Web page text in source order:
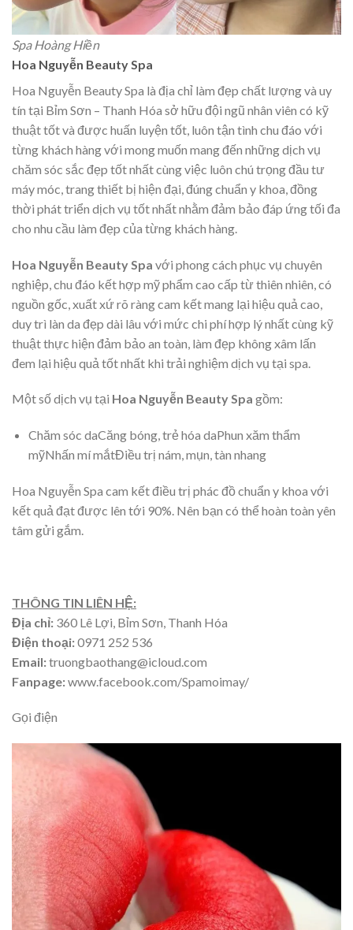
Spa Hoàng Hiền
Hoa Nguyễn Beauty Spa
Hoa Nguyễn Beauty Spa là địa chỉ làm đẹp chất lượng và uy
tín tại Bỉm Sơn – Thanh Hóa sở hữu đội ngũ nhân viên có kỹ
thuật tốt và được huấn luyện tốt, luôn tận tình chu đáo với
từng khách hàng với mong muốn mang đến những dịch vụ
chăm sóc sắc đẹp tốt nhất cùng việc luôn chú trọng đầu tư
máy móc, trang thiết bị hiện đại, đúng chuẩn y khoa, đồng
thời phát triển dịch vụ tốt nhất nhằm đảm bảo đáp ứng tối đa
cho nhu cầu làm đẹp của từng khách hàng.
Hoa Nguyễn Beauty Spa với phong cách phục vụ chuyên
nghiệp, chu đáo kết hợp mỹ phẩm cao cấp từ thiên nhiên, có
nguồn gốc, xuất xứ rõ ràng cam kết mang lại hiệu quả cao,
duy trì làn da đẹp dài lâu với mức chi phí hợp lý nhất cùng kỹ
thuật thực hiện đảm bảo an toàn, làm đẹp không xâm lấn
đem lại hiệu quả tốt nhất khi trải nghiệm dịch vụ tại spa.
Một số dịch vụ tại Hoa Nguyễn Beauty Spa gồm:
Chăm sóc daCăng bóng, trẻ hóa daPhun xăm thẩm
mỹNhấn mí mắtĐiều trị nám, mụn, tàn nhang
Hoa Nguyễn Spa cam kết điều trị phác đồ chuẩn y khoa với
kết quả đạt được lên tới 90%. Nên bạn có thể hoàn toàn yên
tâm gửi gắm.
THÔNG TIN LIÊN HỆ:
Địa chỉ: 360 Lê Lợi, Bỉm Sơn, Thanh Hóa
Điện thoại:0971 252 536
Email:truongbaothang@icloud.com
Fanpage:www.facebook.com/Spamoimay/
Gọi điện